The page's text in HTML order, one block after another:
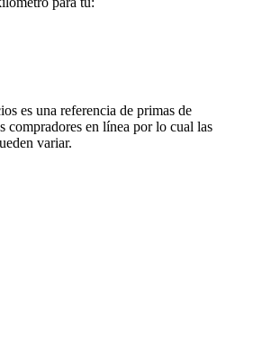
es una referencia de primas de
compradores en línea por lo cual las
variar.